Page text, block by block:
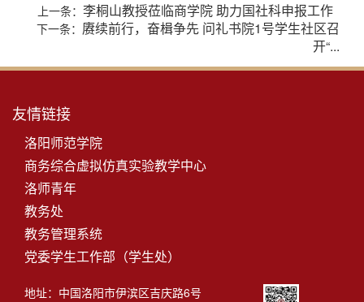
上一条： 李桐山教授莅临商学院 助力国社科申报工作
下一条： 赓续前行，奋楫争先 问礼书院1号学生社区召
开“...
友情链接
洛阳师范学院
商务综合虚拟仿真实验教学中心
洛师青年
教务处
教务管理系统
党委学生工作部（学生处）
地址：中国洛阳市伊滨区吉庆路6号